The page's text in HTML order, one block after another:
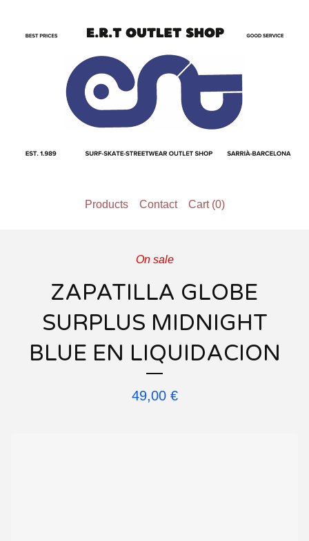
Products Contact Cart (0)
On sale
ZAPATILLA GLOBE
SURPLUS MIDNIGHT
BLUE EN LIQUIDACION
49,00 €